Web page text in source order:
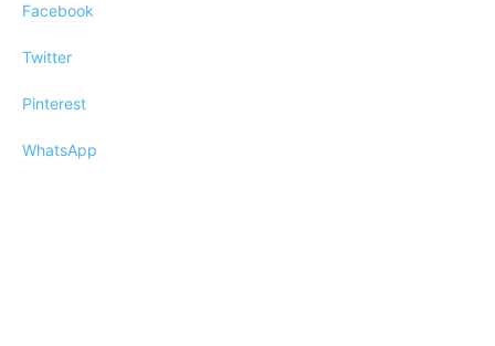
Facebook
Twitter
Pinterest
WhatsApp